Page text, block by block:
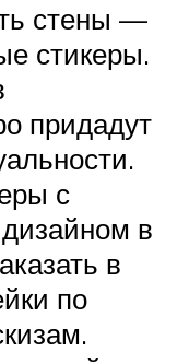
стены —
стикеры.
придадут
с
в
в
по